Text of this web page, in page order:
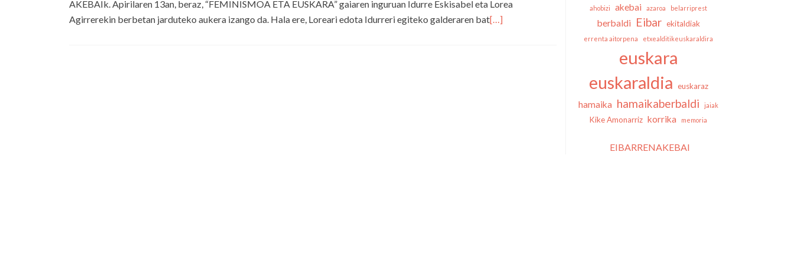
AKEBAIk. Apirilaren 13an, beraz, “FEMINISMOA ETA EUSKARA” gaiaren inguruan Idurre Eskisabel eta Lorea
Agirrerekin berbetan jarduteko aukera izango da. Hala ere, Loreari edota Idurreri egiteko galderaren bat[…]
ahobizi akebai azaroa belarriprest
berbaldi Eibar ekitaldiak
errenta aitorpena etxealditikeuskaraldira
euskara
euskaraldia euskaraz
hamaika hamaikaberbaldi jaiak
Kike Amonarriz korrika memoria
EIBARRENAKEBAI